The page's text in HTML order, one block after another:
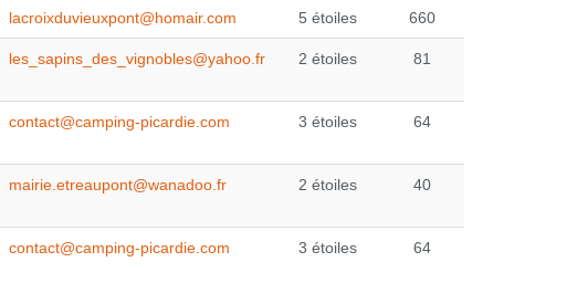
lacroixduvieuxpont@homair.com 5 étoiles 660
les_sapins_des_vignobles@yahoo.fr 2 étoiles 81
contact@camping-picardie.com 3 étoiles 64
mairie.etreaupont@wanadoo.fr 2 étoiles 40
contact@camping-picardie.com 3 étoiles 64